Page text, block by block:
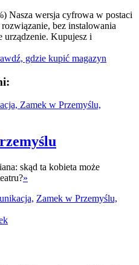
Nasza wersja cyfrowa w postaci
bez instalowania
urządzenie. Kupujesz i
gdzie kupić magazyn
skąd ta kobieta może
»
Zamek w Przemyślu,